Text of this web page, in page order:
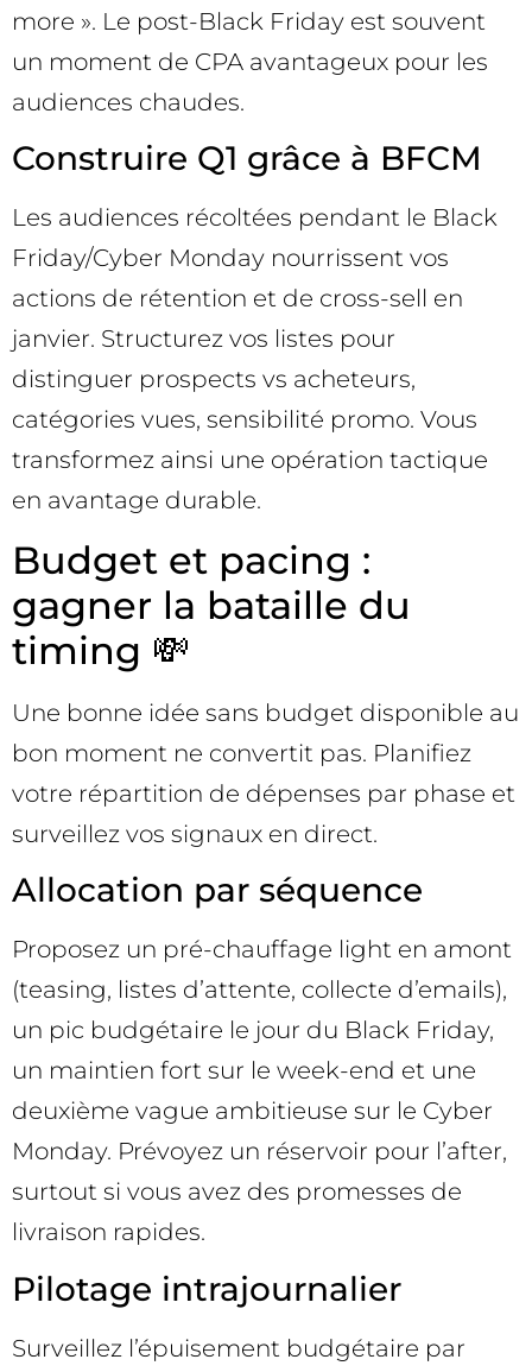
more ». Le post-Black Friday est souvent
un moment de CPA avantageux pour les
audiences chaudes.
Construire Q1 grâce à BFCM
Les audiences récoltées pendant le Black
Friday/Cyber Monday nourrissent vos
actions de rétention et de cross-sell en
janvier. Structurez vos listes pour
distinguer prospects vs acheteurs,
catégories vues, sensibilité promo. Vous
transformez ainsi une opération tactique
en avantage durable.
Budget et pacing :
gagner la bataille du
timing 💸
Une bonne idée sans budget disponible au
bon moment ne convertit pas. Planifiez
votre répartition de dépenses par phase et
surveillez vos signaux en direct.
Allocation par séquence
Proposez un pré-chauffage light en amont
(teasing, listes d’attente, collecte d’emails),
un pic budgétaire le jour du Black Friday,
un maintien fort sur le week-end et une
deuxième vague ambitieuse sur le Cyber
Monday. Prévoyez un réservoir pour l’after,
surtout si vous avez des promesses de
livraison rapides.
Pilotage intrajournalier
Surveillez l’épuisement budgétaire par